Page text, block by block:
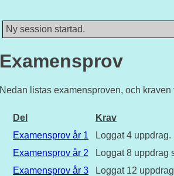
Ny session startad.
Examensprov
Nedan listas examensproven, och kraven
Del
Krav
Examensprov år 1
Loggat 4 uppdrag.
Examensprov år 2
Loggat 8 uppdrag
Examensprov år 3
Loggat 12